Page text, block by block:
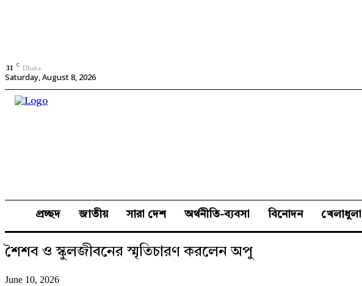
31 C Dhaka
Saturday, August 8, 2026
প্রচ্ছদ জাতীয় সারা দেশ অর্থনীতি-ব্যবসা বিনোদন খেলাধুলা
শৈশব ও স্কুলজীবনের স্মৃতিচারণ করলেন অপু
June 10, 2026